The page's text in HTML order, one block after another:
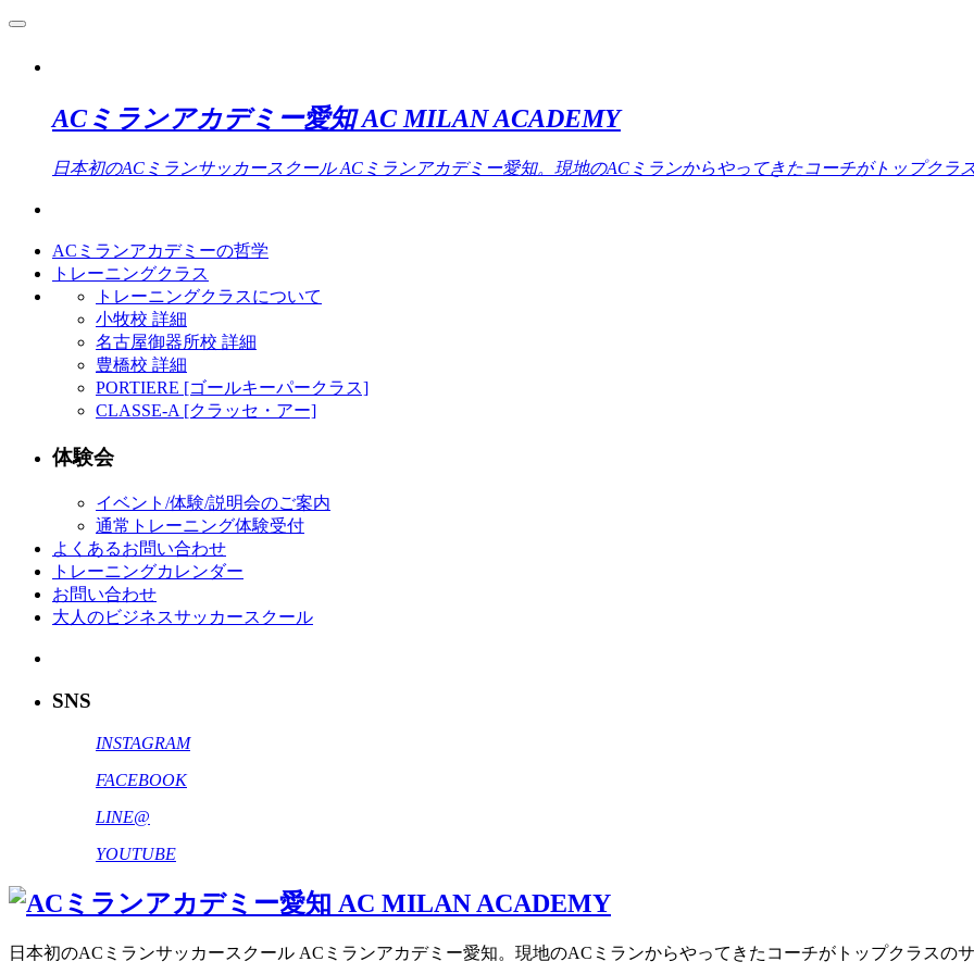
ACミランアカデミー愛知 AC MILAN ACADEMY
日本初のACミランサッカースクール ACミランアカデミー愛知。現地のACミランからやってきたコーチがトップクラ
ACミランアカデミーの哲学
トレーニングクラス
トレーニングクラスについて
小牧校 詳細
名古屋御器所校 詳細
豊橋校 詳細
PORTIERE [ゴールキーパークラス]
CLASSE-A [クラッセ・アー]
体験会
イベント/体験/説明会のご案内
通常トレーニング体験受付
よくあるお問い合わせ
トレーニングカレンダー
お問い合わせ
大人のビジネスサッカースクール
SNS
INSTAGRAM
FACEBOOK
LINE@
YOUTUBE
日本初のACミランサッカースクール ACミランアカデミー愛知。現地のACミランからやってきたコーチがトップクラスのサ